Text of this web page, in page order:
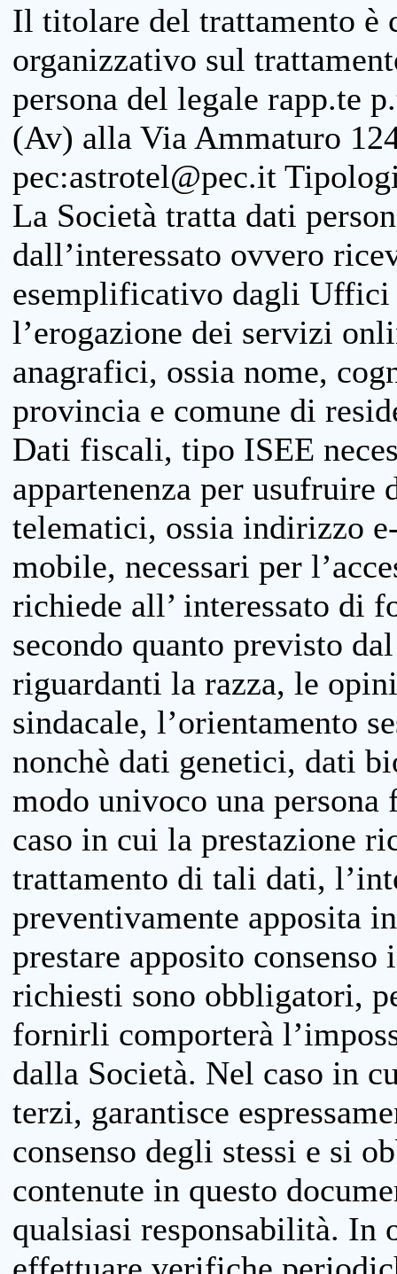
Il titolare del trattamento è
organizzativo sul
persona del legale rapp.te
(Av) alla Via Ammaturo
pec:astrotel@pec.it
La Società tratta dati
dall’interessato ovvero
esemplificativo dagli
l’erogazione dei servizi
anagrafici, ossia nome,
provincia e comune di
Dati fiscali, tipo ISEE
appartenenza per
telematici, ossia indirizzo
mobile, necessari per
richiede all’ interessato di
secondo quanto previsto
riguardanti la razza, le
sindacale, l’orientamento
nonchè dati genetici, dati
modo univoco una
caso in cui la prestazione
trattamento di tali dati,
preventivamente apposita
prestare apposito
richiesti sono obbligatori,
fornirli comporterà
dalla Società. Nel caso in
terzi, garantisce
consenso degli stessi e si
contenute in questo
qualsiasi responsabilità. In